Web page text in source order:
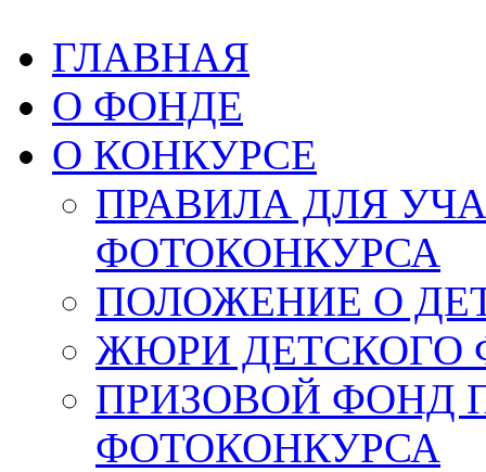
ГЛАВНАЯ
О ФОНДЕ
О КОНКУРСЕ
ПРАВИЛА ДЛЯ
ФОТОКОНКУРСА
ПОЛОЖЕНИЕ О
ЖЮРИ ДЕТСКОГО
ПРИЗОВОЙ ФОНД
ФОТОКОНКУРСА